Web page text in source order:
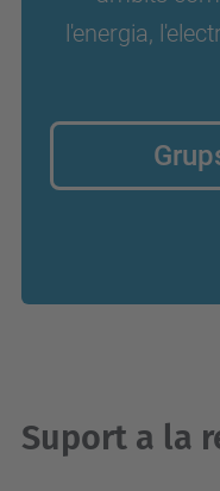
l'energia,
Suport a la